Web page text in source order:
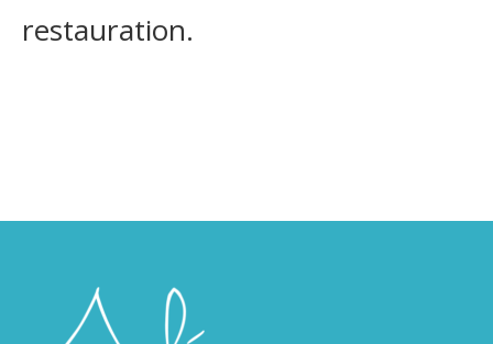
restauration.